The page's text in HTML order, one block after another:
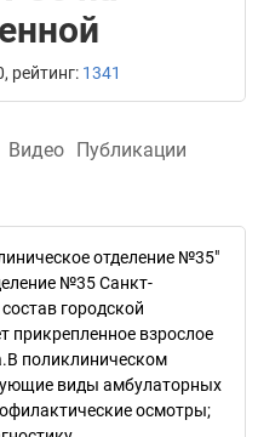
рейтинг: 1341
Видео Публикации
отделение №35"
№35 Санкт-
городской
прикрепленное взрослое
поликлиническом
виды амбулаторных
осмотры;